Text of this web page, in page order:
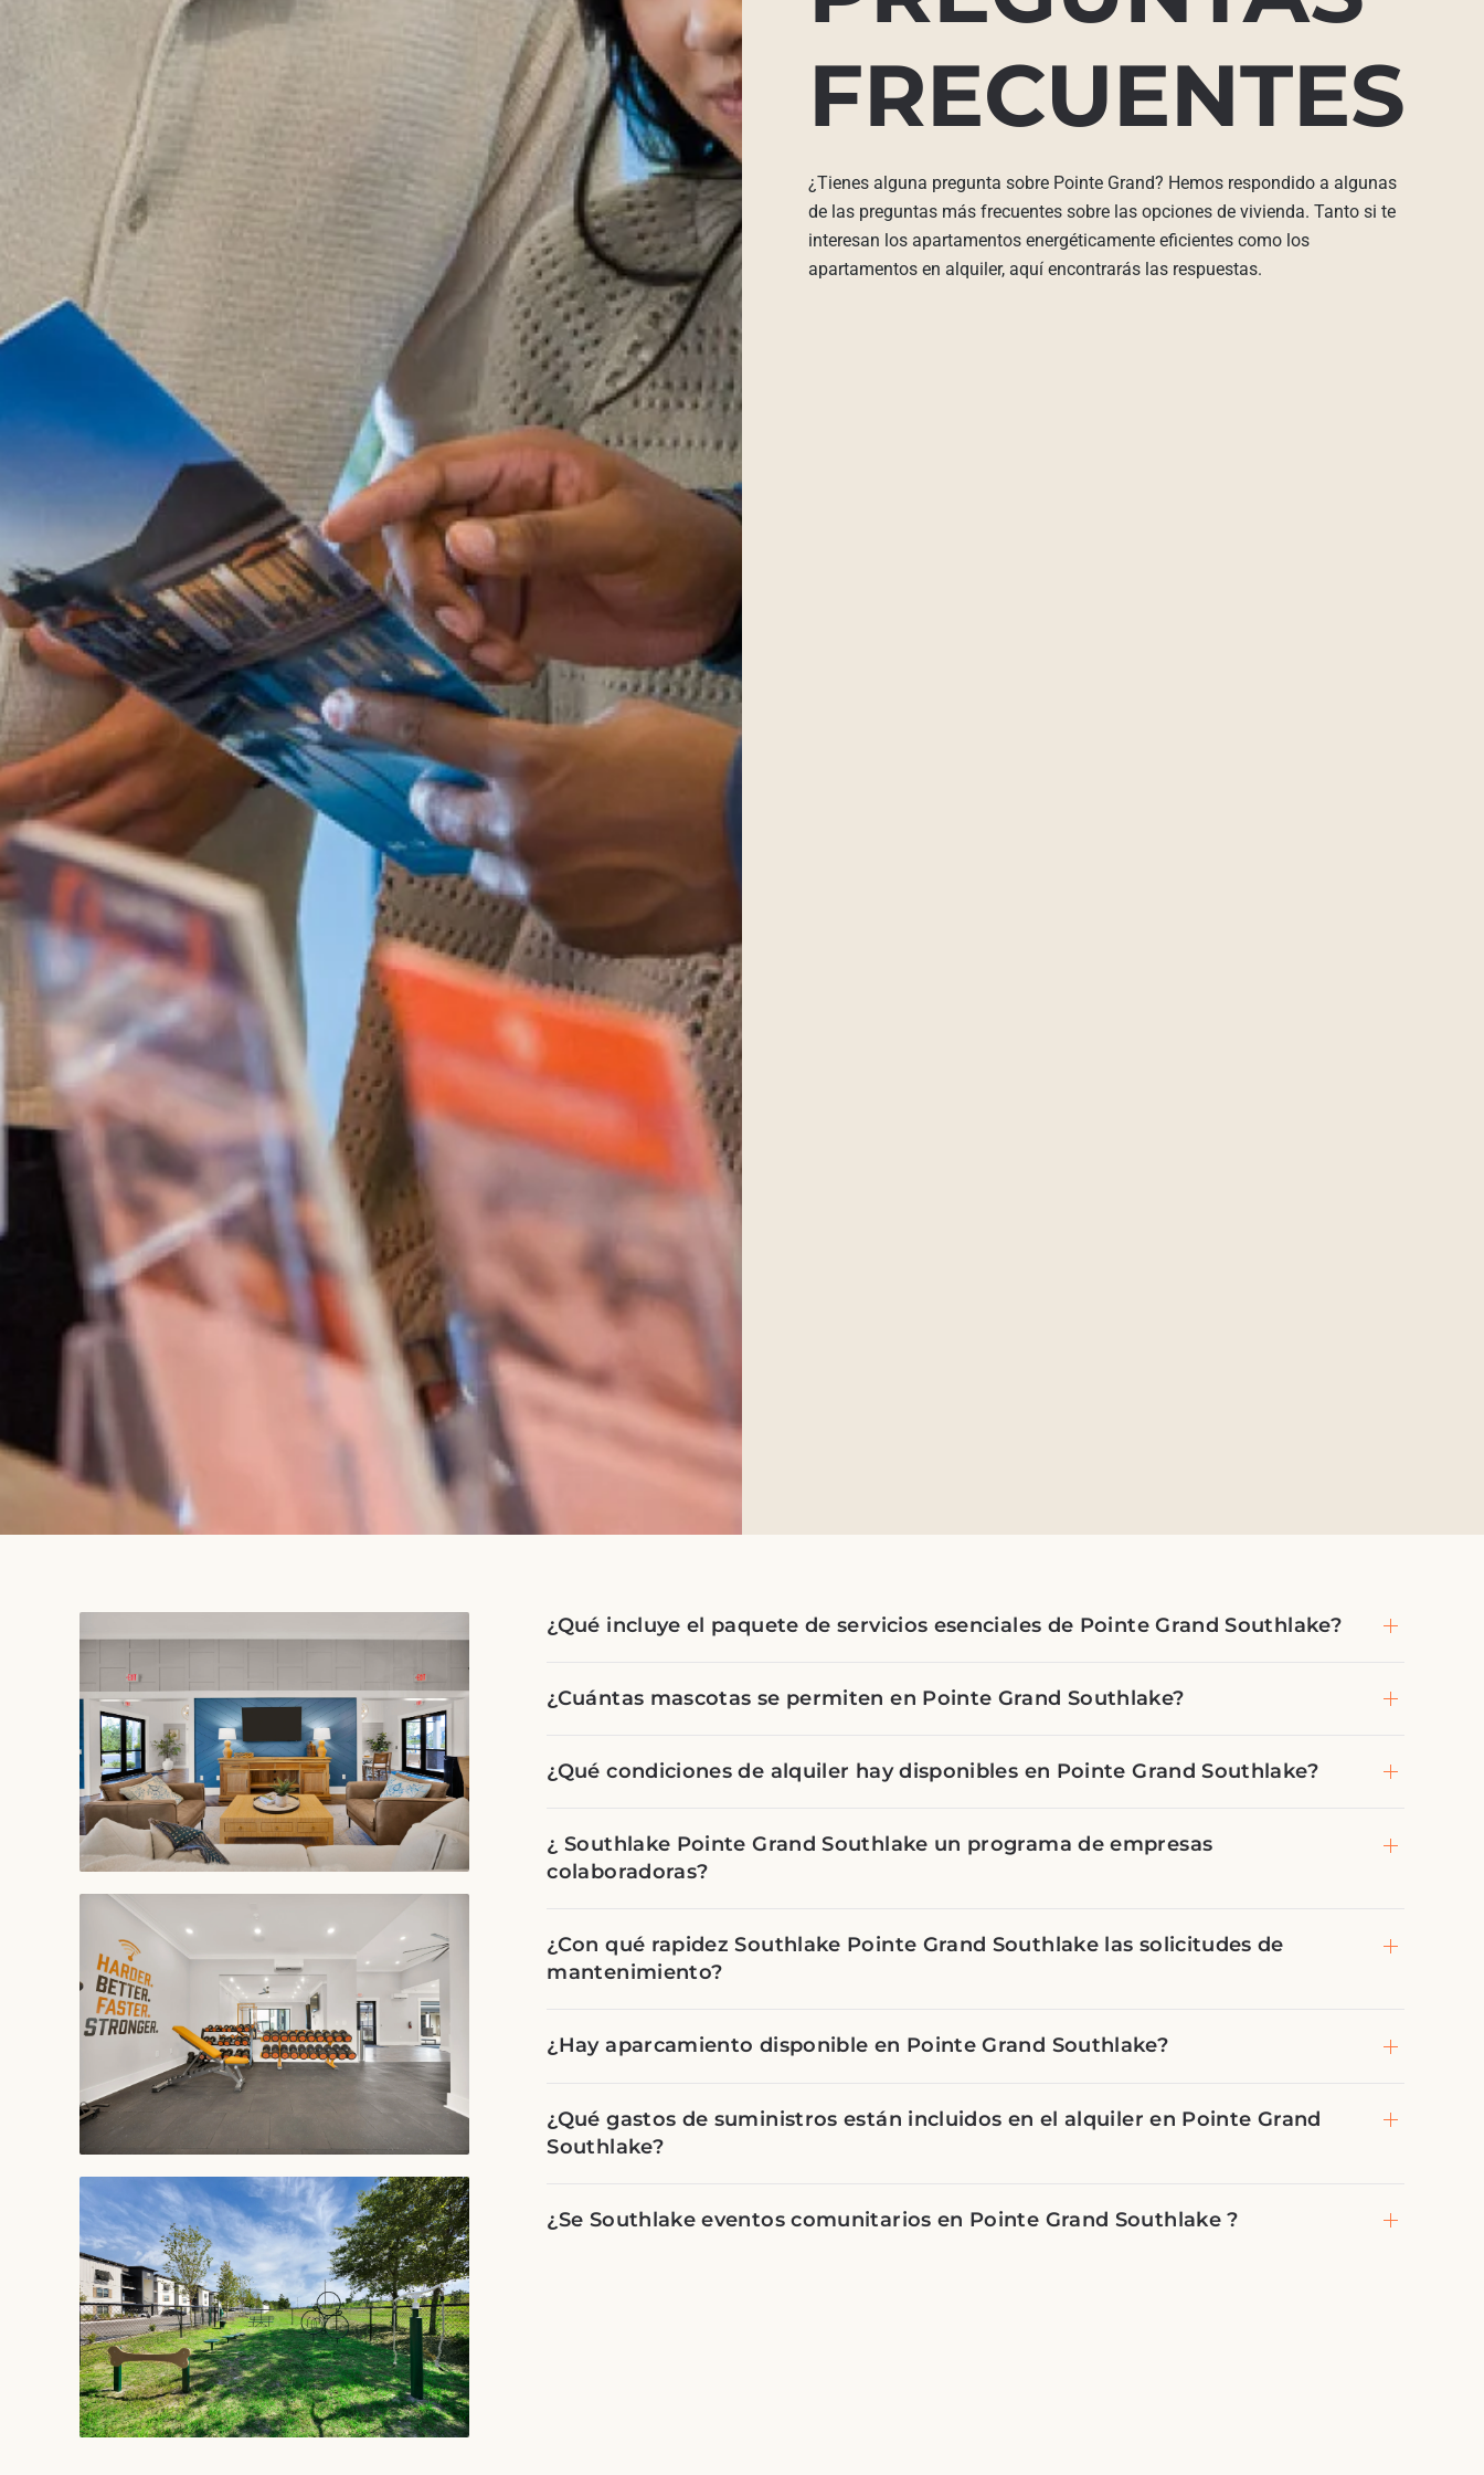
FRECUENTES
¿Tienes alguna pregunta sobre Pointe Grand? Hemos respondido a algunas
de las preguntas más frecuentes sobre las opciones de vivienda. Tanto si te
interesan los apartamentos energéticamente eficientes como los
apartamentos en alquiler, aquí encontrarás las respuestas.
¿Qué incluye el paquete de servicios esenciales de Pointe Grand Southlake?
¿Cuántas mascotas se permiten en Pointe Grand Southlake?
¿Qué condiciones de alquiler hay disponibles en Pointe Grand Southlake?
¿ Southlake Pointe Grand Southlake un programa de empresas
colaboradoras?
¿Con qué rapidez Southlake Pointe Grand Southlake las solicitudes de
mantenimiento?
¿Hay aparcamiento disponible en Pointe Grand Southlake?
¿Qué gastos de suministros están incluidos en el alquiler en Pointe Grand
Southlake?
¿Se Southlake eventos comunitarios en Pointe Grand Southlake ?